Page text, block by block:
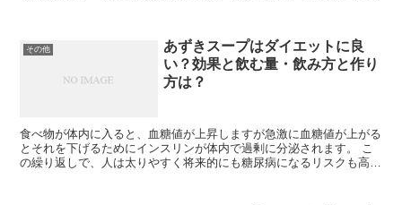
その他
あずきスープはダイエットに良
い？効果と飲む量・飲み方と作り
方は？
食べ物が体内に入ると、血糖値が上昇しますが急激に血糖値が上がる
とそれを下げるためにインスリンが体内で過剰に分泌されます。 こ
の繰り返しで、人は太りやすく将来的にも糖尿病になるリスクも高く